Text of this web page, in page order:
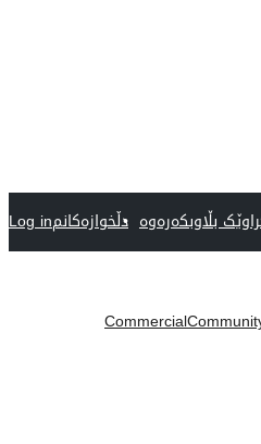
بڵاوبکەرەوە دڵخوازەکانمLog in
Commercial